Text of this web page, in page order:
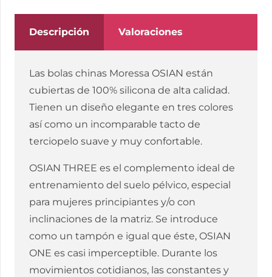
85
ROSA
cantidad
Descripción Valoraciones
Las bolas chinas Moressa OSIAN están
cubiertas de 100% silicona de alta calidad.
Tienen un diseño elegante en tres colores
así como un incomparable tacto de
terciopelo suave y muy confortable.
OSIAN THREE es el complemento ideal de
entrenamiento del suelo pélvico, especial
para mujeres principiantes y/o con
inclinaciones de la matriz. Se introduce
como un tampón e igual que éste, OSIAN
ONE es casi imperceptible. Durante los
movimientos cotidianos, las constantes y